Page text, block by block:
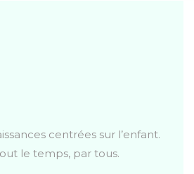
centrées sur l’enfant.
le temps, par tous.